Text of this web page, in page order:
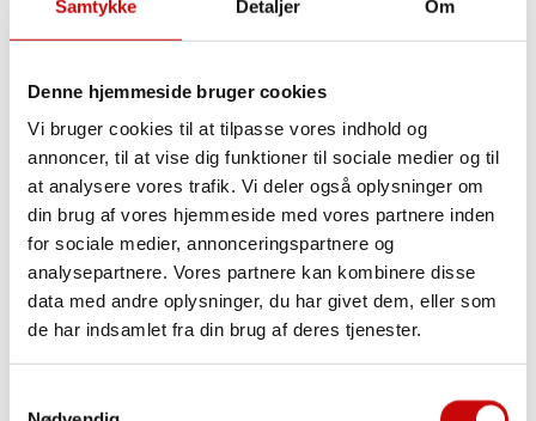
Samtykke Detaljer Om
Denne hjemmeside bruger cookies
Vi bruger cookies til at tilpasse vores indhold og
annoncer, til at vise dig funktioner til sociale medier og til
at analysere vores trafik. Vi deler også oplysninger om
din brug af vores hjemmeside med vores partnere inden
for sociale medier, annonceringspartnere og
analysepartnere. Vores partnere kan kombinere disse
data med andre oplysninger, du har givet dem, eller som
de har indsamlet fra din brug af deres tjenester.
Ri-Tråd
Metal tråd
Foldeelastik
50% Glimmer
Ensfarvet
Glimmer
Med lille bølgekant
Med tungekant
Mønstret
Lynlåse
Fast
Delbar
Usynlig
Lynlås tilbehør
Piping/Tittekant
Elastisk Piping